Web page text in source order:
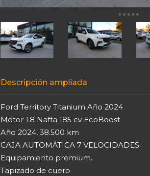
Descripción ampliada
Ford Territory Titanium Año 2024
Motor 1.8 Nafta 185 cv EcoBoost
Año 2024, 38.500 km
CAJA AUTOMÁTICA 7 VELOCIDADES
Equipamiento premium.
Tapizado de cuero